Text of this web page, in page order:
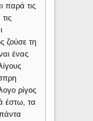
παρά τις
ζούσε τη
ένας
ρίγος
έστω, τα